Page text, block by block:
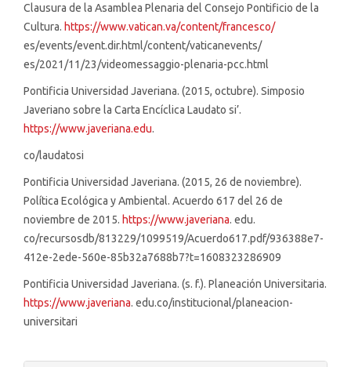
Clausura de la Asamblea Plenaria del Consejo Pontificio de la
Cultura. https://www.vatican.va/content/francesco/
es/events/event.dir.html/content/vaticanevents/
es/2021/11/23/videomessaggio-plenaria-pcc.html
Pontificia Universidad Javeriana. (2015, octubre). Simposio
Javeriano sobre la Carta Encíclica Laudato si’.
https://www.javeriana.edu.
co/laudatosi
Pontificia Universidad Javeriana. (2015, 26 de noviembre).
Política Ecológica y Ambiental. Acuerdo 617 del 26 de
noviembre de 2015. https://www.javeriana. edu.
co/recursosdb/813229/1099519/Acuerdo617.pdf/936388e7-
412e-2ede-560e-85b32a7688b7?t=1608323286909
Pontificia Universidad Javeriana. (s. f.). Planeación Universitaria.
https://www.javeriana. edu.co/institucional/planeacion-
universitari